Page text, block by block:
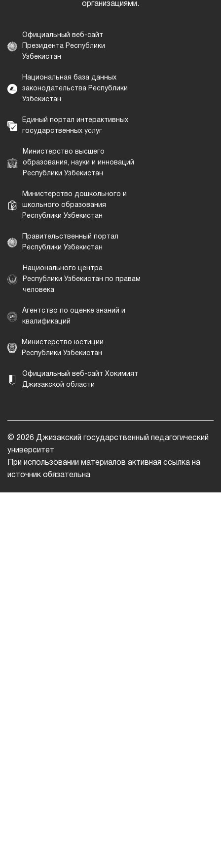
организациями.
Официальный веб-сайт
Президента Республики
Узбекистан
Национальная база данных
законодательства Республики
Узбекистан
Единый портал интерактивных
государственных услуг
Министерство высшего
образования, науки и инноваций
Республики Узбекистан
Министерство дошкольного и
школьного образования
Республики Узбекистан
Правительственный портал
Республики Узбекистан
Национального центра
Республики Узбекистан по правам
человека
Агентство по оценке знаний и
квалификаций
Министерство юстиции
Республики Узбекистан
Официальный веб-сайт Хокимият
Джизакской области
© 2026 Джизакский государственный педагогический
университет
При использовании материалов активная ссылка на
источник обязательна